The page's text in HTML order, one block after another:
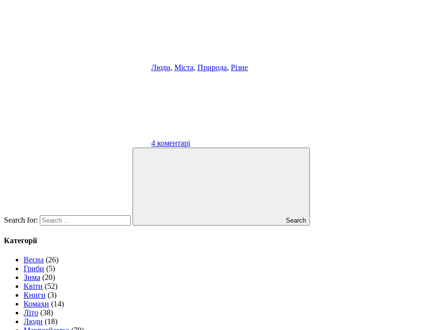
Люди, Міста, Природа, Різне
4 коментарі
Search for: Search
Категорії
Весна (26)
Гриби (5)
Зима (20)
Квіти (52)
Книги (3)
Комахи (14)
Літо (38)
Люди (18)